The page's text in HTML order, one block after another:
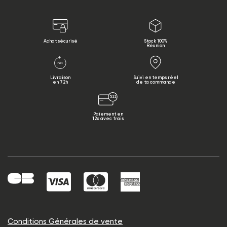
Achat sécurisé
Stock 100%
Réunion
Livraison
en 72h
Suivi en temps réel
de ta commande
Paiement en
12x avec frais
Conditions Générales de vente